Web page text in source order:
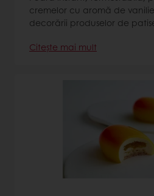
cremelor cu aromă de
decorării produselor de
Citește mai mult